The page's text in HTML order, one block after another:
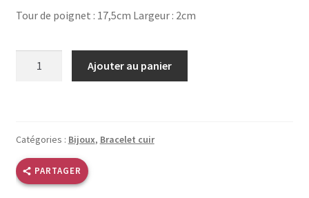
Tour de poignet : 17,5cm Largeur : 2cm
doré
2t
Ajouter au panier
Catégories : Bijoux, Bracelet cuir
PARTAGER